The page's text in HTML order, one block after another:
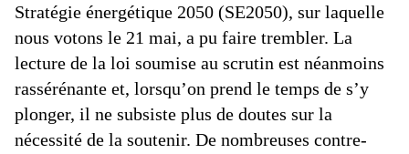
Stratégie énergétique 2050 (SE2050), sur laquelle
nous votons le 21 mai, a pu faire trembler. La
lecture de la loi soumise au scrutin est néanmoins
rassérénante et, lorsqu’on prend le temps de s’y
plonger, il ne subsiste plus de doutes sur la
nécessité de la soutenir. De nombreuses contre-